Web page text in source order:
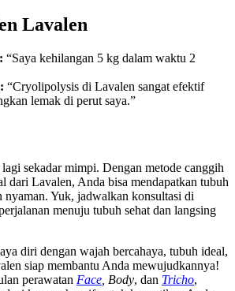
Lavalen
“Saya kehilangan 5 kg dalam waktu 2
“Cryolipolysis di Lavalen sangat efektif
lemak di perut saya.”
sekadar mimpi. Dengan metode canggih
dari Lavalen, Anda bisa mendapatkan tubuh
nyaman. Yuk, jadwalkan konsultasi di
menuju tubuh sehat dan langsing
diri dengan wajah bercahaya, tubuh ideal,
siap membantu Anda mewujudkannya!
perawatan Face , Body, dan Tricho,